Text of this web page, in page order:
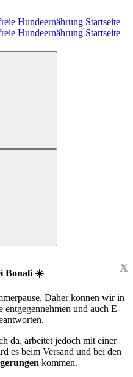
x
Bonali ☀️
Daher können wir in
entgegennehmen und auch E-
da, arbeitet jedoch mit einer
es beim Versand und bei den
kommen.